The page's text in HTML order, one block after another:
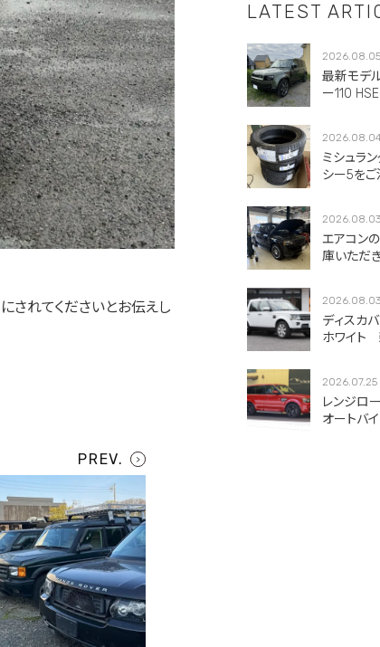
されてくださいとお伝えし
LATEST
2026.08.05
最新モデ
ー110
2026.08.04
ミシュラ
シー5を
2026.08.03
エアコン
庫いただ
2026.08.03
ディスカ
ホワイト
2026.07.25
レンジロ
オートバ